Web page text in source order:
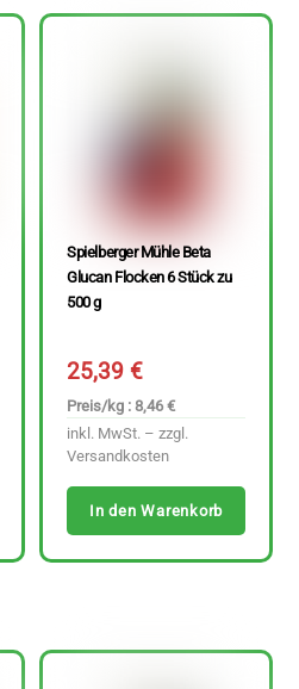
Spielberger Mühle Beta
Glucan Flocken 6 Stück zu
500 g
25,39€
Preis/kg : 8,46 €
inkl. MwSt. – zzgl.
Versandkosten
In den Warenkorb